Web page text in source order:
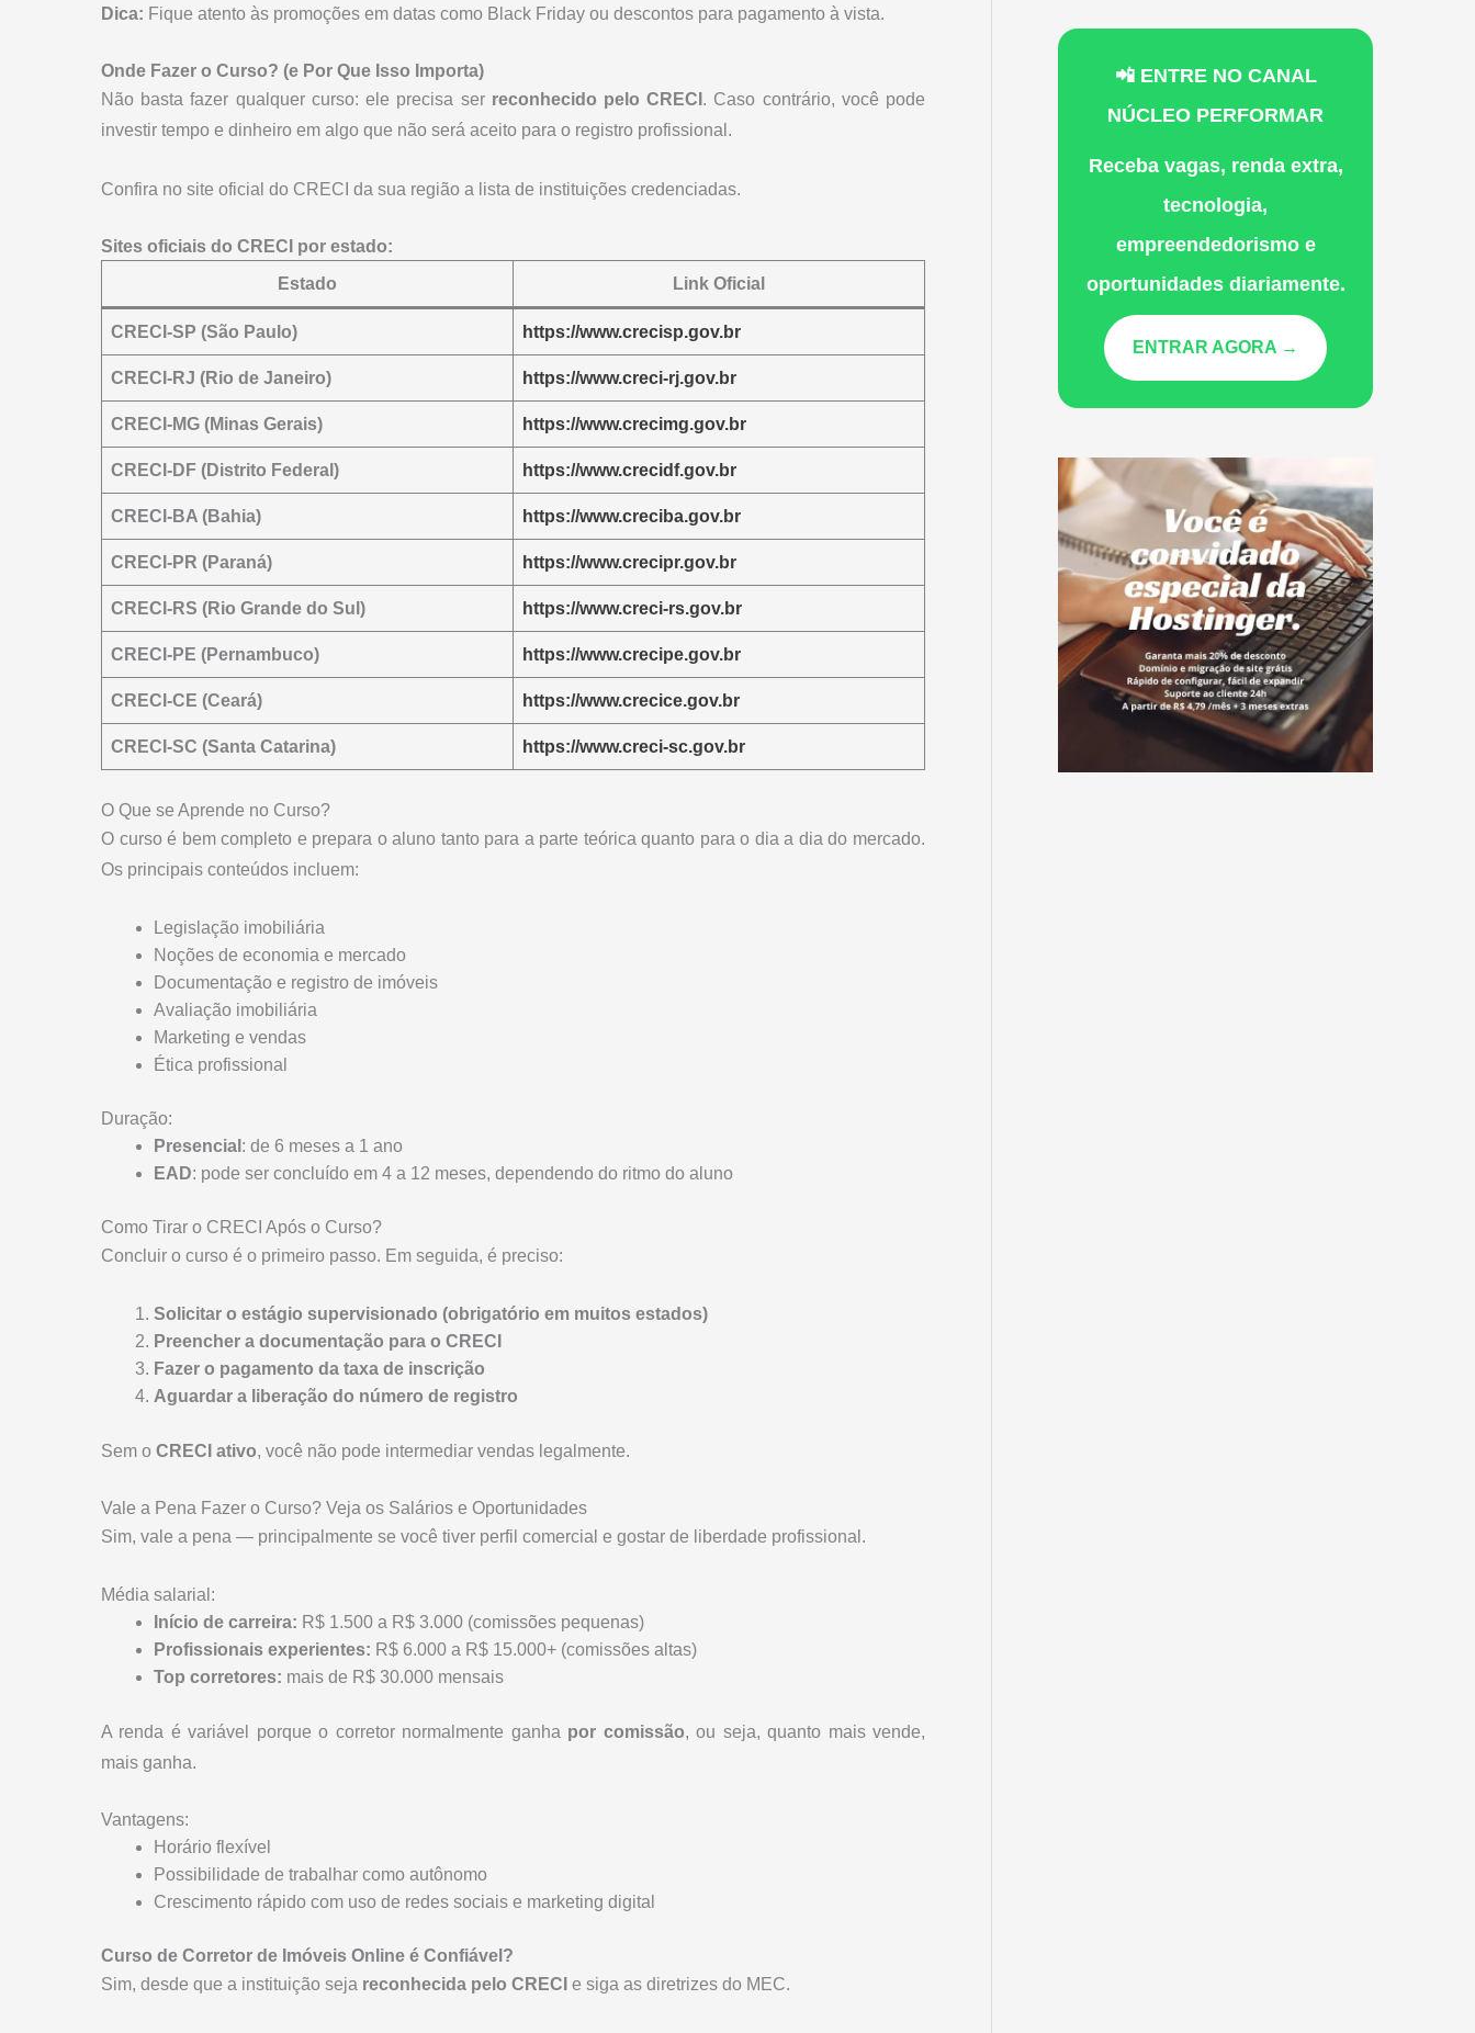
Dica: Fique atento às promoções em datas como Black Friday ou descontos para pagamento à vista.
Onde Fazer o Curso? (e Por Que Isso Importa)
Não basta fazer qualquer curso: ele precisa ser reconhecido pelo CRECI . Caso contrário, você pode
investir tempo e dinheiro em algo que não será aceito para o registro profissional.
Confira no site oficial do CRECI da sua região a lista de instituições credenciadas.
Sites oficiais do CRECI por estado:
Estado
Link Oficial
CRECI-SP (São Paulo) https://www.crecisp.gov.br
CRECI-RJ (Rio de Janeiro) https://www.creci-rj.gov.br
CRECI-MG (Minas Gerais) https://www.crecimg.gov.br
CRECI-DF (Distrito Federal) https://www.crecidf.gov.br
CRECI-BA (Bahia) https://www.creciba.gov.br
CRECI-PR (Paraná) https://www.crecipr.gov.br
CRECI-RS (Rio Grande do Sul) https://www.creci-rs.gov.br
CRECI-PE (Pernambuco) https://www.crecipe.gov.br
CRECI-CE (Ceará) https://www.crecice.gov.br
CRECI-SC (Santa Catarina) https://www.creci-sc.gov.br
O Que se Aprende no Curso?
O curso é bem completo e prepara o aluno tanto para a parte teórica quanto para o dia a dia do mercado.
Os principais conteúdos incluem:
Legislação imobiliária
Noções de economia e mercado
Documentação e registro de imóveis
Avaliação imobiliária
Marketing e vendas
Ética profissional
Duração:
Presencial : de 6 meses a 1 ano
EAD: pode ser concluído em 4 a 12 meses, dependendo do ritmo do aluno
Como Tirar o CRECI Após o Curso?
Concluir o curso é o primeiro passo. Em seguida, é preciso:
Solicitar o estágio supervisionado (obrigatório em muitos estados)
Preencher a documentação para o CRECI
Fazer o pagamento da taxa de inscrição
Aguardar a liberação do número de registro
Sem o CRECI ativo, você não pode intermediar vendas legalmente.
Vale a Pena Fazer o Curso? Veja os Salários e Oportunidades
Sim, vale a pena — principalmente se você tiver perfil comercial e gostar de liberdade profissional.
Média salarial:
Início de carreira: R$ 1.500 a R$ 3.000 (comissões pequenas)
Profissionais experientes: R$ 6.000 a R$ 15.000+ (comissões altas)
Top corretores: mais de R$ 30.000 mensais
A renda é variável porque o corretor normalmente ganha por comissão, ou seja, quanto mais vende,
mais ganha.
Vantagens:
Horário flexível
Possibilidade de trabalhar como autônomo
Crescimento rápido com uso de redes sociais e marketing digital
Curso de Corretor de Imóveis Online é Confiável?
Sim, desde que a instituição seja reconhecida pelo CRECI e siga as diretrizes do MEC.
📲 ENTRE NO CANAL
NÚCLEO PERFORMAR
Receba vagas, renda extra,
tecnologia,
empreendedorismo e
oportunidades diariamente.
ENTRAR AGORA →